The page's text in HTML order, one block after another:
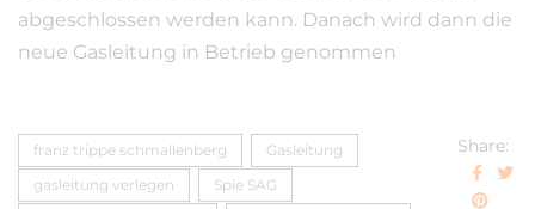
abgeschlossen werden kann. Danach wird dann die
neue Gasleitung in Betrieb genommen
franz trippe schmallenberg
Gasleitung
gasleitung verlegen
Spie SAG
Share: